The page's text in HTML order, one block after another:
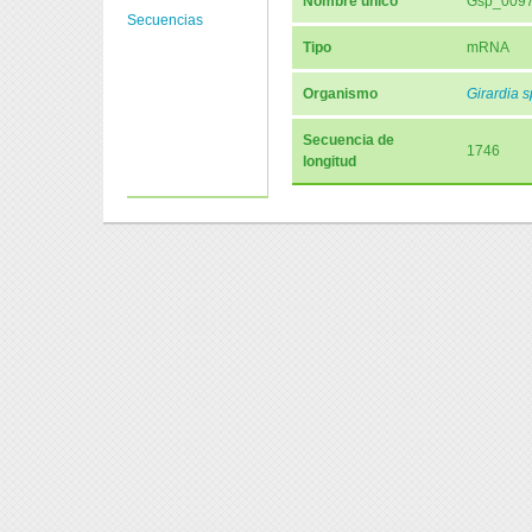
Secuencias
Tipo mRNA
Organismo Girardia
Secuencia de
longitud
1746